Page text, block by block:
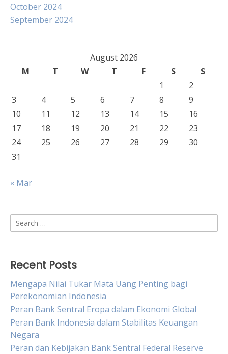
October 2024
September 2024
August 2026
M
T W T F S
S
1
2
3
4 5 6 7 8
9
10
11 12 13 14 15
16
17
18 19 20 21 22
23
24
25 26 27 28 29
30
31
« Mar
Search
for:
Recent Posts
Mengapa Nilai Tukar Mata Uang Penting bagi
Perekonomian Indonesia
Peran Bank Sentral Eropa dalam Ekonomi Global
Peran Bank Indonesia dalam Stabilitas Keuangan
Negara
Peran dan Kebijakan Bank Sentral Federal Reserve